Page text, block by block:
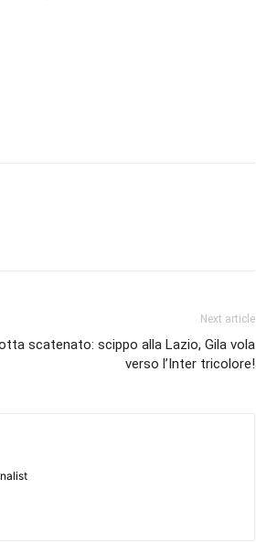
Next article
scatenato: scippo alla Lazio, Gila vola
verso l’Inter tricolore!